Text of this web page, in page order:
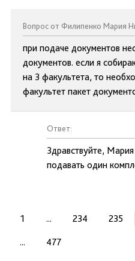
Вопрос от Филипенко Мария
при подаче документов
документов. если я
на 3 факультета, то
факультет пакет
Ответ:
Здравствуйте,
подавать один
1 ... 234 235
... 477